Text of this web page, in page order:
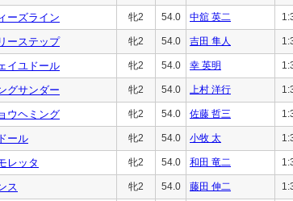
ーズライン 牝2 54.0 中舘 英二
ーステップ 牝2 54.0 吉田 隼人
イユドール 牝2 54.0 幸 英明
グサンダー 牝2 54.0 上村 洋行
ウヘミング 牝2 54.0 佐藤 哲三
ール 牝2 54.0 小牧 太
レッタ 牝2 54.0 和田 竜二
ス 牝2 54.0 藤田 伸二